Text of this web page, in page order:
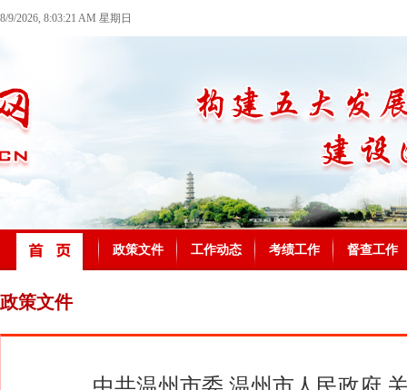
8/9/2026, 8:03:22 AM 星期日
政策文件 工作动态 考绩工作 督查工作
政策文件